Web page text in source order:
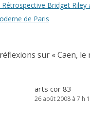
Rétrospective Bridget Riley
de Paris
sur «Caen, le
arts cor 83
26 août 2008 à 7 h